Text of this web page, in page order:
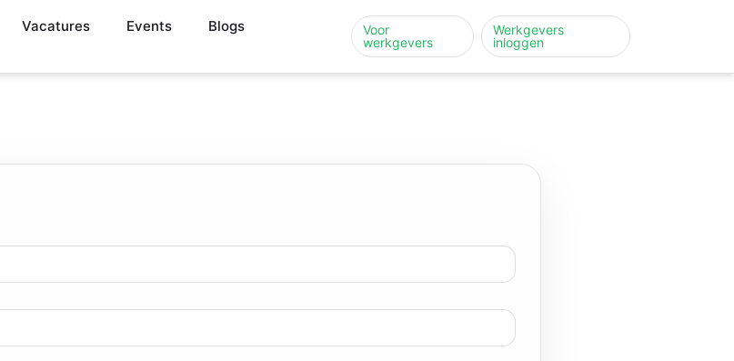
Vacatures Events
Blogs
Voor
werkgevers
Werkgevers
inloggen